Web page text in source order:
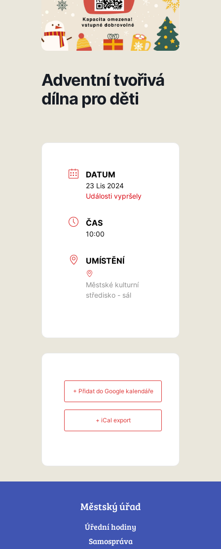
Adventní tvořivá
dílna pro děti
DATUM
23 Lis 2024
Události vypršely
ČAS
10:00
UMÍSTĚNÍ
Městské kulturní
středisko - sál
+ Přidat do Google kalendáře
+ iCal export
Městský úřad
Úřední hodiny
Samospráva